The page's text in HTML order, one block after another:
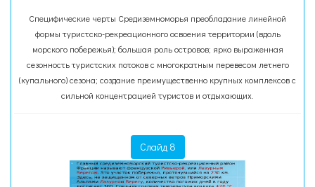
Специфические черты Средиземноморья преобладание линейной
формы туристско-рекреационного освоения территории (вдоль
морского побережья); большая роль островов; ярко выраженная
сезонность туристских потоков с многократным перевесом летнего
(купального) сезона; создание преимущественно крупных комплексов с
сильной концентрацией туристов и отдыхающих.
Слайд 8